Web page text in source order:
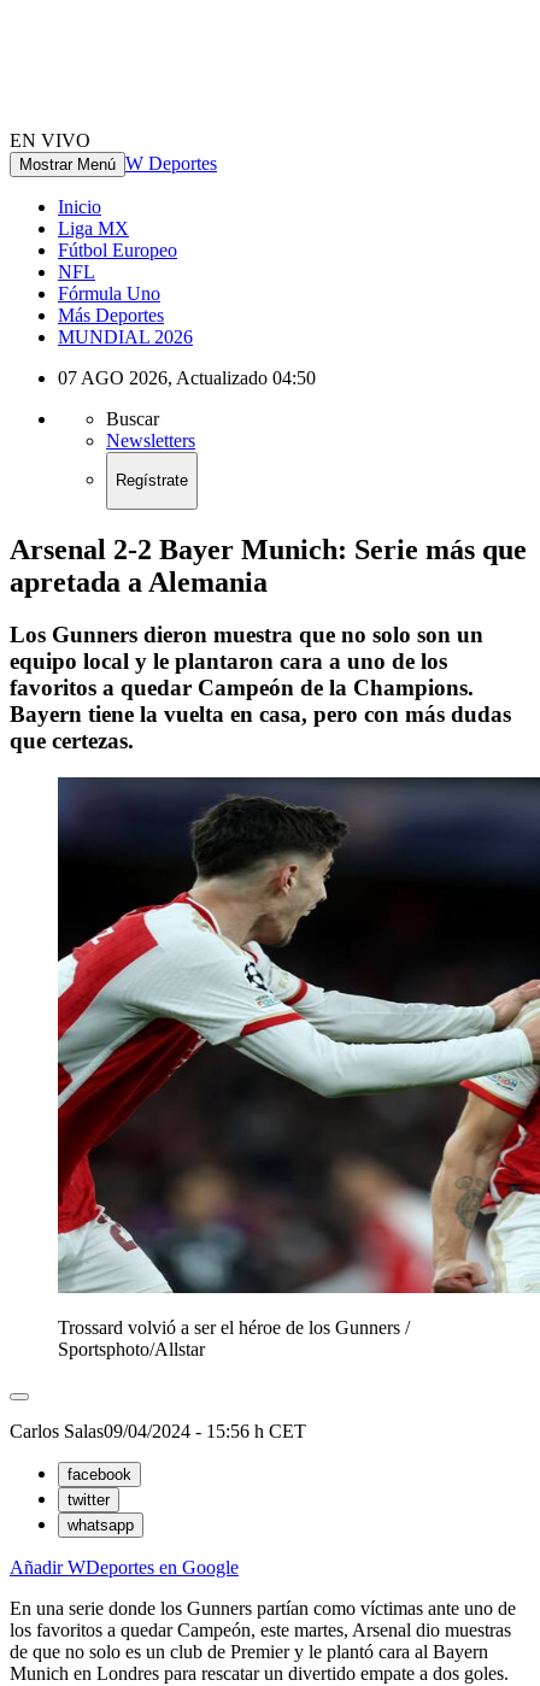
EN VIVO
Mostrar Menú W Deportes
Inicio
Liga MX
Fútbol Europeo
NFL
Fórmula Uno
Más Deportes
MUNDIAL 2026
07 AGO 2026, Actualizado 04:50
Buscar
Newsletters
Regístrate
Arsenal 2-2 Bayer Munich: Serie más que
apretada a Alemania
Los Gunners dieron muestra que no solo son un
equipo local y le plantaron cara a uno de los
favoritos a quedar Campeón de la Champions.
Bayern tiene la vuelta en casa, pero con más dudas
que certezas.
Trossard volvió a ser el héroe de los Gunners /
Sportsphoto/Allstar
Carlos Salas09/04/2024 - 15:56 h CET
facebook
twitter
whatsapp
Añadir WDeportes en Google
En una serie donde los Gunners partían como víctimas ante uno de
los favoritos a quedar Campeón, este martes, Arsenal dio muestras
de que no solo es un club de Premier y le plantó cara al Bayern
Munich en Londres para rescatar un divertido empate a dos goles.